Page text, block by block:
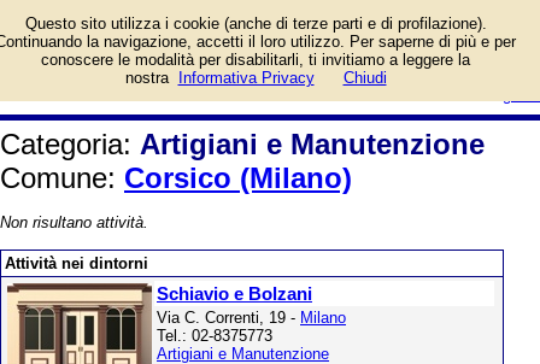
(Milano).
Categoria: Artigiani e Manutenzione
Comune: Corsico (Milano)
Non risultano attività.
Attività nei dintorni
Schiavio e Bolzani
Via C. Correnti, 19 - Milano
Tel.: 02-8375773
Artigiani e Manutenzione
Questo sito utilizza i cookie (anche di terze parti e di profilazione).
la navigazione, accetti il loro utilizzo. Per saperne di più e per
conoscere le modalità per disabilitarli, ti invitiamo a leggere la
nostra
Informativa Privacy Chiudi